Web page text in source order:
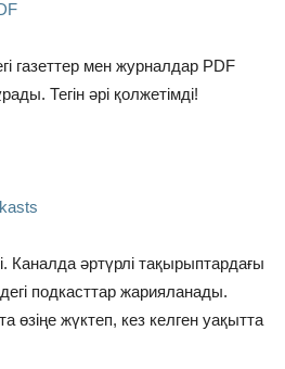
газеттер мен журналдар PDF
Тегін әрі қолжетімді!
Каналда әртүрлі тақырыптардағы
подкасттар жарияланады.
өзіңе жүктеп, кез келген уақытта